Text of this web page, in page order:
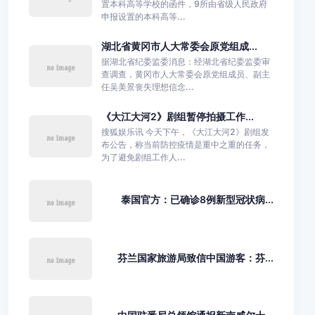
置本科高等学校的函件，9所由省级人民政府
申报设置的本科高等...
湖北省黄冈市人大常委会原党组成...
据湖北省纪委监委消息：经湖北省纪委监委审
查调查，黄冈市人大常委会原党组成员、副主
任吴美景丧失理想信念...
《大江大河2》剧组暂停拍摄工作...
搜狐娱乐讯 今天下午，《大江大河2》剧组发
布公告，称当前防控疫情是重中之重的任务，
为了避免剧组工作人...
泰国官方：已确诊8例新型冠状病...
芬兰国家旅游局致信中国游客：芬...